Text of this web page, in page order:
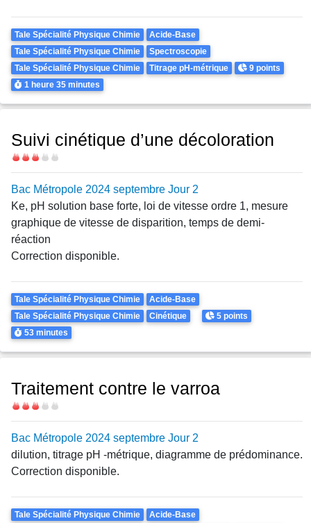
Theme
Tale Spécialité Physique Chimie
Acide-Base
Tale Spécialité Physique Chimie
Spectroscopie
Tale Spécialité Physique Chimie
Titrage pH-métrique Points
9 points
Durée
1 heure 35 minutes
Suivi cinétique d’une décoloration
Difficulté
Bac Métropole 2024 septembre Jour 2
Ke, pH solution base forte, loi de vitesse ordre 1, mesure
graphique de vitesse de disparition, temps de demi-
réaction
Correction disponible.
Theme
Tale Spécialité Physique Chimie
Acide-Base
Tale Spécialité Physique Chimie
Cinétique Points
5 points
Durée
53 minutes
Traitement contre le varroa
Difficulté
Bac Métropole 2024 septembre Jour 2
dilution, titrage pH -métrique, diagramme de prédominance.
Correction disponible.
Theme
Tale Spécialité Physique Chimie
Acide-Base